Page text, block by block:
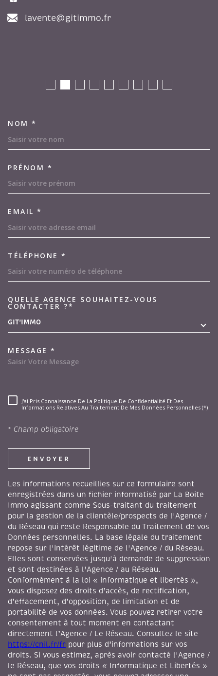
lavente@gitimmo.fr
NOM *
PRÉNOM *
EMAIL *
TÉLÉPHONE *
QUELLE AGENCE SOUHAITEZ-VOUS
CONTACTER ?*
GIT'IMMO
MESSAGE *
RÈGLEMENTATION
J'ai Pris Connaissance De La Politique De Confidentialité Et Des
Informations Relatives Au Traitement De Mes Données Personnelles (*)
* Champ obligatoire
ENVOYER
Les informations recueillies sur ce formulaire sont
enregistrées dans un fichier informatisé par La Boite
Immo agissant comme Sous-traitant du traitement
pour la gestion de la clientèle/prospects de l'Agence /
du Réseau qui reste Responsable du Traitement de vos
Données personnelles. La base légale du traitement
repose sur l'intérêt légitime de l'Agence / du Réseau.
Elles sont conservées jusqu'à demande de suppression
et sont destinées à l'Agence / au Réseau.
Conformément à la loi « informatique et libertés »,
vous disposez des droits d’accès, de rectification,
d’effacement, d’opposition, de limitation et de
portabilité de vos données. Vous pouvez retirer votre
consentement à tout moment en contactant
directement l’Agence / Le Réseau. Consultez le site
https://cnil.fr/fr pour plus d’informations sur vos
droits. Si vous estimez, après avoir contacté l'Agence /
le Réseau, que vos droits « Informatique et Libertés »